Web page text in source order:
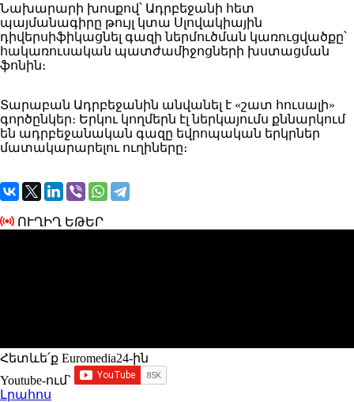
Նախարարի խոսքով՝ Ադրբեջանի հետ
պայմանագիրը թույլ կտա Սլովակիային
դիվերսիֆիկացնել գազի ներմուծման կառուցվածքը՝
հակառուսական պատժամիջոցների խստացման
ֆոնին։
Տարաբան Ադրբեջանին անվանել է «շատ հուսալի»
գործընկեր։ Երկու կողմերն էլ ներկայումս քննարկում
են ադրբեջանական գազը եվրոպական երկրներ
մատակարարելու ուղիները։
ՈՒՂԻՂ ԵԹԵՐ
Հետևե՛ք Euromedia24-ին
Youtube-ում`
Լրահոս